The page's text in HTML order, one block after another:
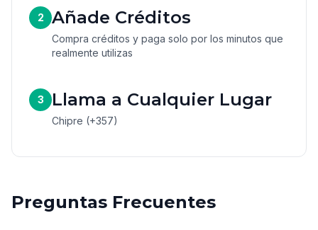
2 Añade Créditos
Compra créditos y paga solo por los minutos que
realmente utilizas
3 Llama a Cualquier Lugar
Chipre (+357)
Preguntas Frecuentes